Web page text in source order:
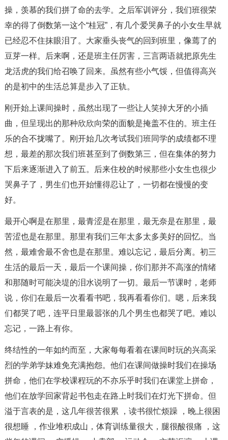
操，羡慕的我们拼了命的去学。之后军训评分，我们班很荣
幸的得了倒数第一这个“桂冠”，有几个爱哭鼻子的小女生早就
已经忍不住抹眼泪了。大家垂头丧气的回到班里，像蔫了的
豆芽一样。后来啊，还是班主任厉害，三言两语就把原先生
龙活虎的我们给召唤了回来。虽然有些小气馁，但值得高兴
的是初中的生活总算是步入了正轨。
刚开始上课间操时，虽然出现了一些让人笑掉大牙的小插
曲，但呈现出的那种欣欣向荣的面貌是掩盖不住的。班主任
乐的合不拢嘴了。刚开始几次考试我们班同学的成绩都不理
想，最差的那次我们班甚至到了倒数第三，但在集体的努力
下后来逐渐进入了前五。后来住校的时候那些小女生也很少
哭鼻子了，男生们也开始懂得忍让了，一切都在慢慢的变
好。
最开心啊是在那里，最青涩是在那里，最无奈是在那里，最
苦涩也是在那里。那里有我们三年太多太多美好的回忆。当
然，最难舍最不舍也是在那里。难以忘记，最后分离。初三
生活的最后一天，最后一个课间操，你们那并不高涨的情绪
和那随时可能决堤的泪水说明了一切。最后一节课时，老师
说，你们在最后一次看看书吧，我再看看你们。嗯，后来我
们都哭了吧，连平日里最嚣张的几个男生也都哭了吧。难以
忘记，一路上有你。
终结性的一年如约而至，大家每每看着在课间时玩的兴高采
烈的学弟学妹难免充满抱怨。他们在课间做操时我们在操场
拼命，他们在学校课程玩的不亦乐乎时我们在课堂上拼命，
他们在放学回家背起书包走在路上时我们在灯光下拼命。但
溢于言表的是，这几年很苦很累 ，读书很忙烦躁 ，晚上很困
很想睡 ，作业堆积成山，体育训练量很大，腿很酸很痛 ，这